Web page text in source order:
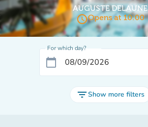
AUGUSTE DELAUNE
access_timeOpens at 10:00
For which day?
calendar_today
filter_listShow more filters